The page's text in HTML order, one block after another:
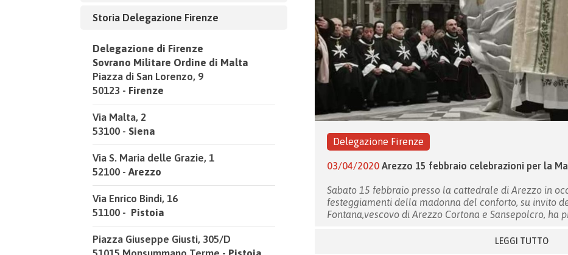
Storia Delegazione Firenze
Delegazione di Firenze
Sovrano Militare Ordine di Malta
Piazza di San Lorenzo, 9
50123 - Firenze
Via Malta, 2
53100 - Siena
Via S. Maria delle Grazie, 1
52100 -Arezzo
Via Enrico Bindi, 16
51100 - Pistoia
Piazza Giuseppe Giusti, 305/D
Delegazione Firenze
03/04/2020 Arezzo 15 febbraio celebrazioni per la
Sabato 15 febbraio presso la cattedrale di Arezzo in
festeggiamenti della madonna del conforto, su invito
Fontana,vescovo di Arezzo Cortona e Sansepolcro, ha
LEGGI TUTTO